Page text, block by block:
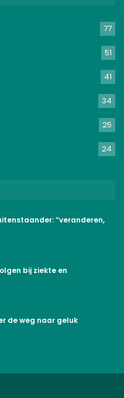
77
51
41
34
25
24
“veranderen,
bij ziekte en
de weg naar geluk